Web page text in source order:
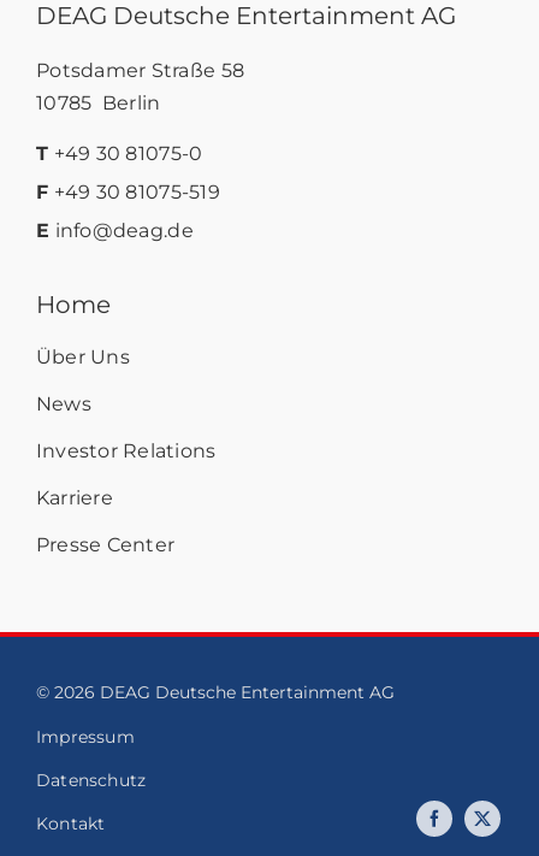
DEAG Deutsche Entertainment AG
Potsdamer Straße 58
10785 Berlin
T +49 30 81075-0
F +49 30 81075-519
E info@deag.de
Home
Über Uns
News
Investor Relations
Karriere
Presse Center
© 2026 DEAG Deutsche Entertainment AG
Impressum
Datenschutz
Kontakt